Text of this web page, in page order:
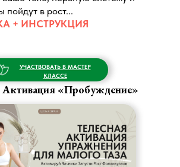
пойдут в рост...
+ ИНСТРУКЦИЯ
УЧАСТВОВАТЬ В МАСТЕР
КЛАССЕ
Активация «Пробуждение»